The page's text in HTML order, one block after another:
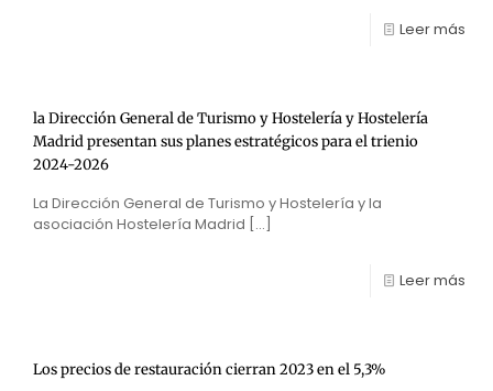
Leer más
la Dirección General de Turismo y Hostelería y Hostelería
Madrid presentan sus planes estratégicos para el trienio
2024-2026
La Dirección General de Turismo y Hostelería y la
asociación Hostelería Madrid […]
Leer más
Los precios de restauración cierran 2023 en el 5,3%